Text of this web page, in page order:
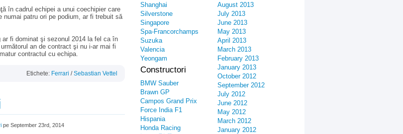
în cadrul echipei a unui coechipier care
patru ori pe podium, ar fi trebuit să
fi dominat şi sezonul 2014 la fel ca în
an de contract şi nu i-ar mai fi
contractul cu echipa.
Etichete: Ferrari /Sebastian Vettel
pe September 23rd, 2014
Shanghai
Silverstone
Singapore
Spa-Francorchamps
Suzuka
Valencia
Yeongam
Constructori
BMW Sauber
Brawn GP
Campos Grand Prix
Force India F1
Hispania
Honda Racing
August 2013
July 2013
June 2013
May 2013
April 2013
March 2013
February 2013
January 2013
October 2012
September 2012
July 2012
June 2012
May 2012
March 2012
January 2012